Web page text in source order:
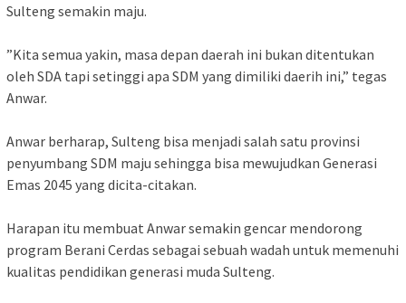
Sulteng semakin maju.
‎”Kita semua yakin, masa depan daerah ini bukan ditentukan
oleh SDA tapi setinggi apa SDM yang dimiliki daerih ini,” tegas
Anwar.
‎Anwar berharap, Sulteng bisa menjadi salah satu provinsi
penyumbang SDM maju sehingga bisa mewujudkan Generasi
Emas 2045 yang dicita-citakan.
‎Harapan itu membuat Anwar semakin gencar mendorong
program Berani Cerdas sebagai sebuah wadah untuk memenuhi
kualitas pendidikan generasi muda Sulteng.